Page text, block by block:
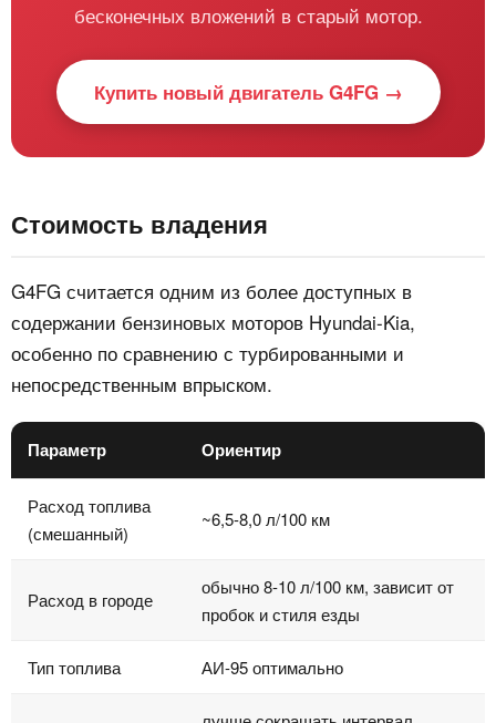
бесконечных вложений в старый мотор.
Купить новый двигатель G4FG →
Стоимость владения
G4FG считается одним из более доступных в
содержании бензиновых моторов Hyundai-Kia,
особенно по сравнению с турбированными и
непосредственным впрыском.
Параметр Ориентир
Расход топлива
(смешанный)
~6,5-8,0 л/100 км
Расход в городе
обычно 8-10 л/100 км, зависит от
пробок и стиля езды
Тип топлива АИ-95 оптимально